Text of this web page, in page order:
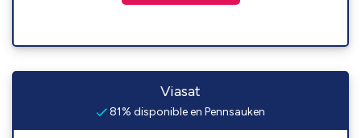
Viasat
81% disponible en Pennsauken